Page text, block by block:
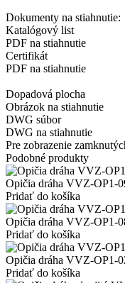
Dokumenty na stiahnutie:
Katalógový list
PDF na stiahnutie
Certifikát
PDF na stiahnutie
Dopadová plocha
Obrázok na stiahnutie
DWG súbor
DWG na stiahnutie
Pre zobrazenie
Podobné produkty
Opičia dráha VVZ-OP1-
Pridať do košíka
Opičia dráha VVZ-OP1-
Pridať do košíka
Opičia dráha VVZ-OP1-
Pridať do košíka